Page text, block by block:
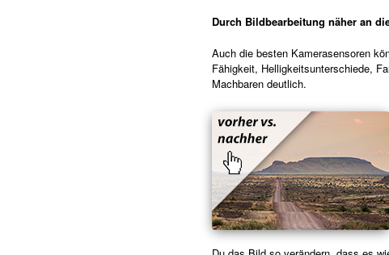
Durch Bildbearbeitung näher an
Auch die besten Kamerasensoren
Fähigkeit, Helligkeitsunterschiede,
Machbaren deutlich.